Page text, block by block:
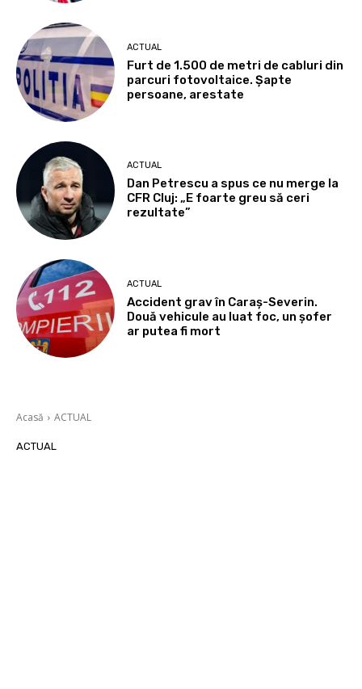
ACTUAL
Furt de 1.500 de metri de cabluri din
parcuri fotovoltaice. Șapte
persoane, arestate
ACTUAL
Dan Petrescu a spus ce nu merge la
CFR Cluj: „E foarte greu să ceri
rezultate”
ACTUAL
Accident grav în Caraș-Severin.
Două vehicule au luat foc, un șofer
ar putea fi mort